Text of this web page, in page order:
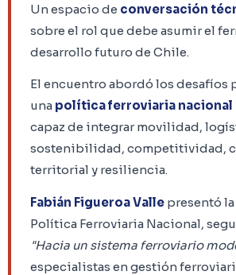
Un espacio de conversación
sobre el rol que debe asumir el
desarrollo futuro de Chile.
El encuentro abordó los desafíos
una política ferroviaria nacional
capaz de integrar movilidad,
sostenibilidad, competitividad,
territorial y resiliencia.
Fabián Figueroa Valle presentó
Política Ferroviaria Nacional,
"Hacia un sistema ferroviario
especialistas en gestión